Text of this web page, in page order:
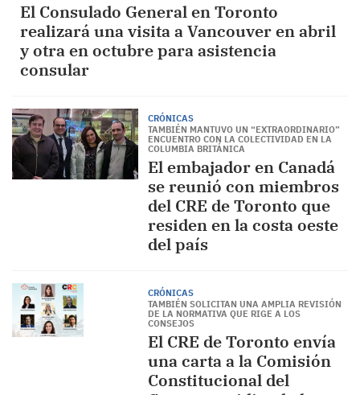
El Consulado General en Toronto
realizará una visita a Vancouver en abril
y otra en octubre para asistencia
consular
CRÓNICAS
TAMBIÉN MANTUVO UN “EXTRAORDINARIO”
ENCUENTRO CON LA COLECTIVIDAD EN LA
COLUMBIA BRITÁNICA
El embajador en Canadá
se reunió con miembros
del CRE de Toronto que
residen en la costa oeste
del país
CRÓNICAS
TAMBIÉN SOLICITAN UNA AMPLIA REVISIÓN
DE LA NORMATIVA QUE RIGE A LOS
CONSEJOS
El CRE de Toronto envía
una carta a la Comisión
Constitucional del